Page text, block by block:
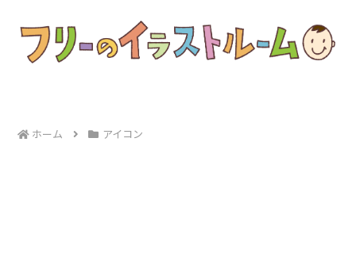
ホーム アイコン